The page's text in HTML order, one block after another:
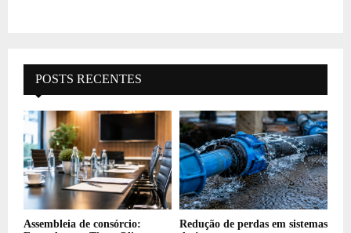
POSTS RECENTES
Assembleia de consórcio:
Redução de perdas em sistemas